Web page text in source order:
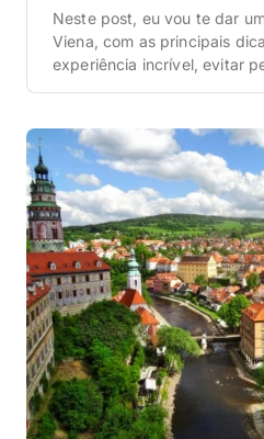
Neste post, eu vou te dar
Viena, com as principais
experiência incrível, evitar
se locomover, o que fazer,
e baratos e o […]